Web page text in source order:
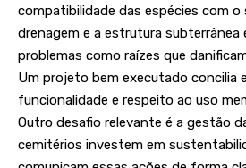
compatibilidade das espécies com o
drenagem e a estrutura
problemas como raízes que
Um projeto bem executado concilia
funcionalidade e respeito ao uso
Outro desafio relevante é a gestão
cemitérios investem em